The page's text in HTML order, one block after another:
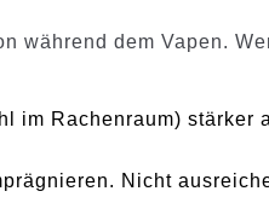
während dem Vapen.
im Rachenraum) stärker
Nicht